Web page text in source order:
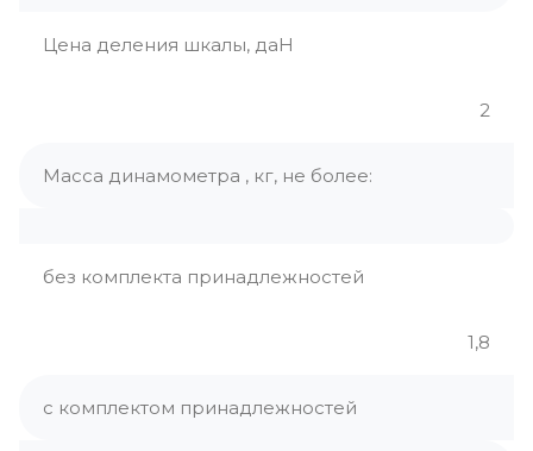
Цена деления шкалы, даН
2
Масса динамометра , кг, не более:
без комплекта принадлежностей
1,8
с комплектом принадлежностей